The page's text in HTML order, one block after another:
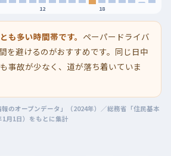
12 18
も多い時間帯です。 ペーパードライバ
を避けるのがおすすめです。同じ日中
事故が少なく、道が落ち着いていま
のオープンデータ」（2024年）／総務省「住民基本
月1日）をもとに集計